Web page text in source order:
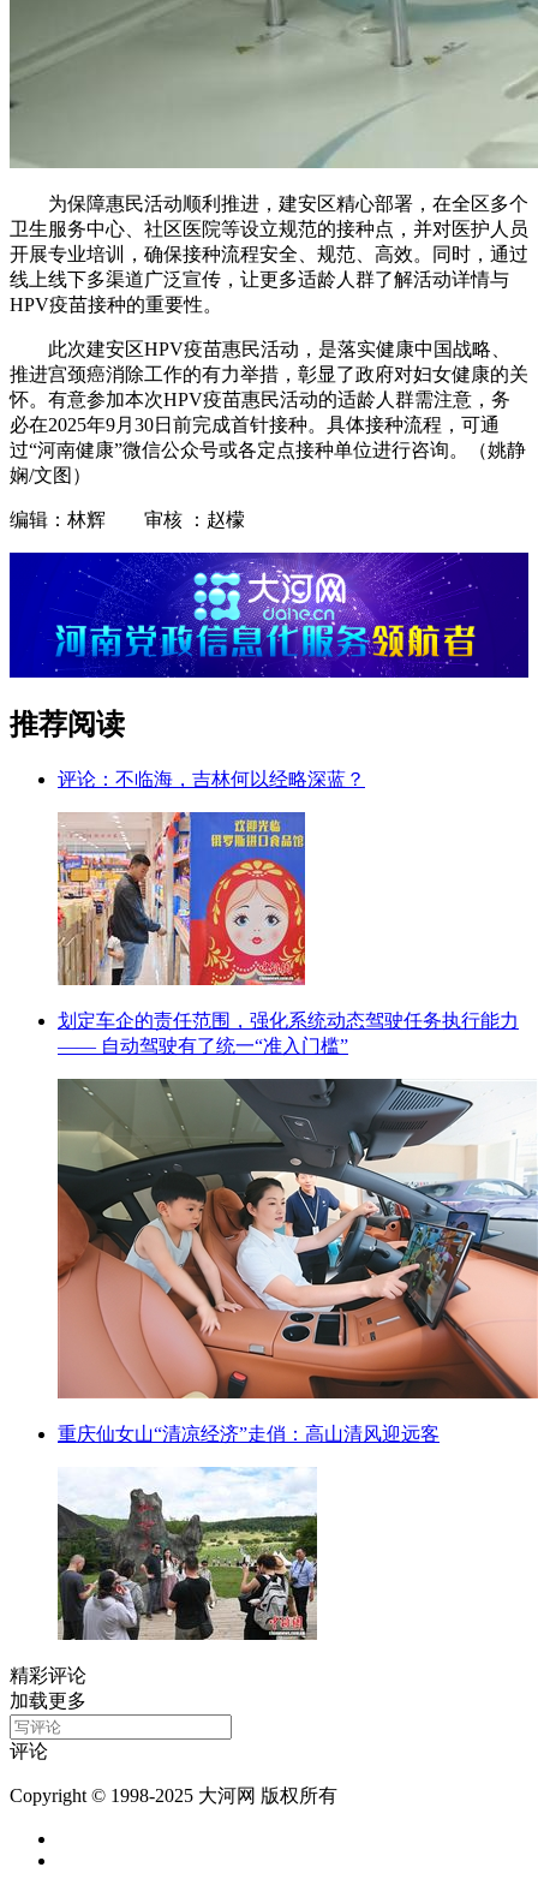
为保障惠民活动顺利推进，建安区精心部署，在全区多个
卫生服务中心、社区医院等设立规范的接种点，并对医护人员
开展专业培训，确保接种流程安全、规范、高效。同时，通过
线上线下多渠道广泛宣传，让更多适龄人群了解活动详情与
HPV疫苗接种的重要性。
此次建安区HPV疫苗惠民活动，是落实健康中国战略、
推进宫颈癌消除工作的有力举措，彰显了政府对妇女健康的关
怀。有意参加本次HPV疫苗惠民活动的适龄人群需注意，务
必在2025年9月30日前完成首针接种。具体接种流程，可通
过“河南健康”微信公众号或各定点接种单位进行咨询。（姚静
娴/文图）
编辑：林辉 审核 ：赵檬
推荐阅读
评论：不临海，吉林何以经略深蓝？
划定车企的责任范围，强化系统动态驾驶任务执行能力
—— 自动驾驶有了统一“准入门槛”
重庆仙女山“清凉经济”走俏：高山清风迎远客
精彩评论
加载更多
评论
Copyright © 1998-2025 大河网 版权所有